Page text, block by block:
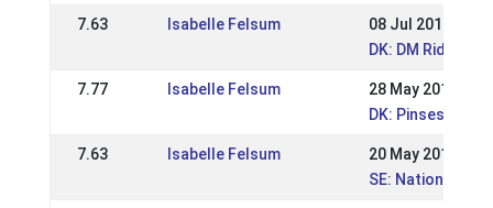
7.63 Isabelle Felsum
08 Jul 2012
DK: DM Rid
7.77 Isabelle Felsum
28 May 2012
DK: Pinsestævne
7.63 Isabelle Felsum
20 May 2012
SE: Nationell